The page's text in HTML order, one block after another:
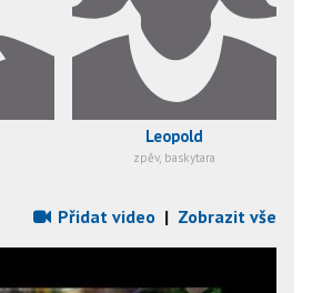
Leopold
zpěv, baskytara
Přidat video | Zobrazit vše